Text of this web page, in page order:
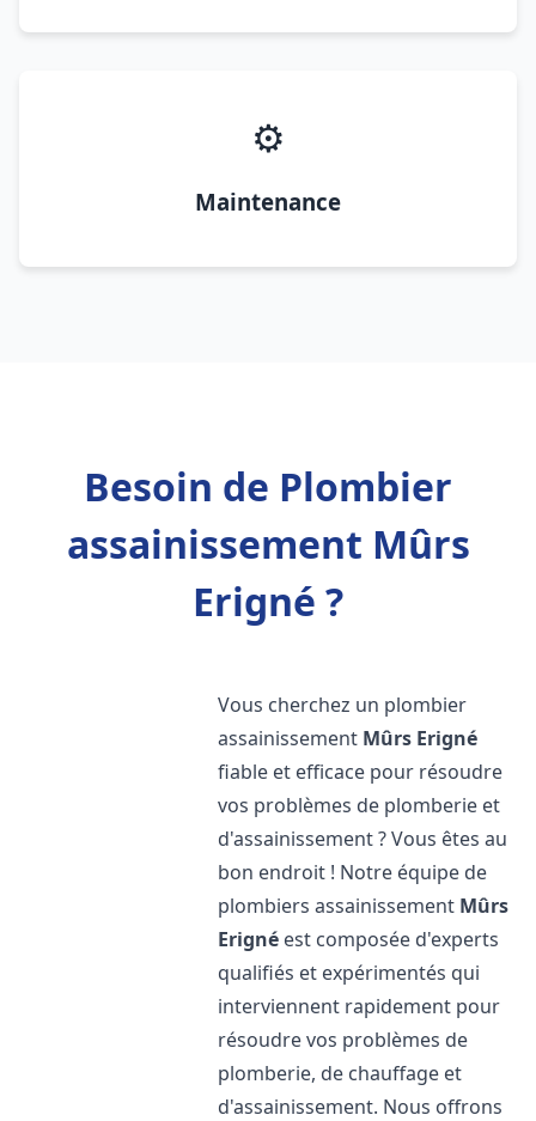
⚙️
Maintenance
Besoin de Plombier
assainissement Mûrs
Erigné ?
Vous cherchez un plombier
assainissement Mûrs Erigné
fiable et efficace pour résoudre
vos problèmes de plomberie et
d'assainissement ? Vous êtes au
bon endroit ! Notre équipe de
plombiers assainissement Mûrs
Erigné est composée d'experts
qualifiés et expérimentés qui
interviennent rapidement pour
résoudre vos problèmes de
plomberie, de chauffage et
d'assainissement. Nous offrons